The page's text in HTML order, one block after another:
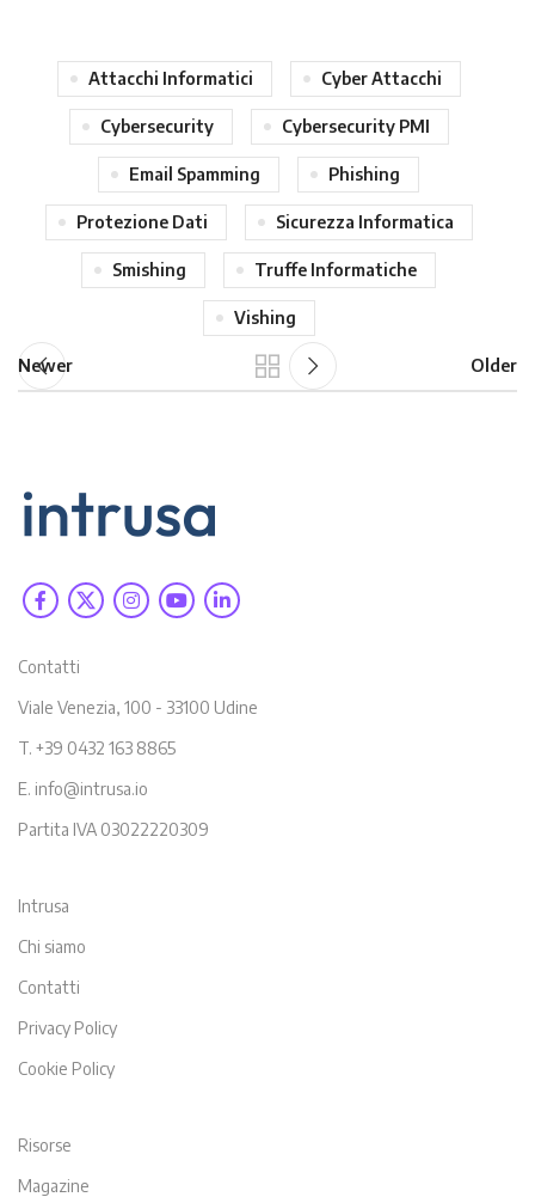
Attacchi Informatici Cyber Attacchi
Cybersecurity Cybersecurity PMI
Email Spamming Phishing
Protezione Dati Sicurezza Informatica
Smishing Truffe Informatiche
Vishing
Newer Older
Contatti
Viale Venezia, 100 - 33100 Udine
T. +39 0432 163 8865
E. info@intrusa.io
Partita IVA 03022220309
Intrusa
Chi siamo
Contatti
Privacy Policy
Cookie Policy
Risorse
Magazine